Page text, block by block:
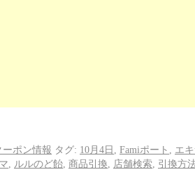
ーポン情報 タグ: 10月4日 Famiポート
エ
ルルのど飴 商品引換 店舗検索
引換方